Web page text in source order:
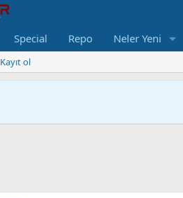
Special Repo Neler Yeni
Kayıt ol